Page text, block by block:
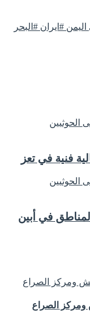
#ايران #البحر
فنية في تعز
في أبين
ومركز الصراع